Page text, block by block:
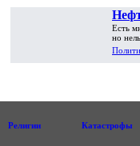
Есть
но
Религии Катастрофы